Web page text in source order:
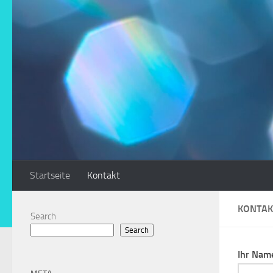
Zum Inhalt springen
Startseite Kontakt
Ihr
Search
Search